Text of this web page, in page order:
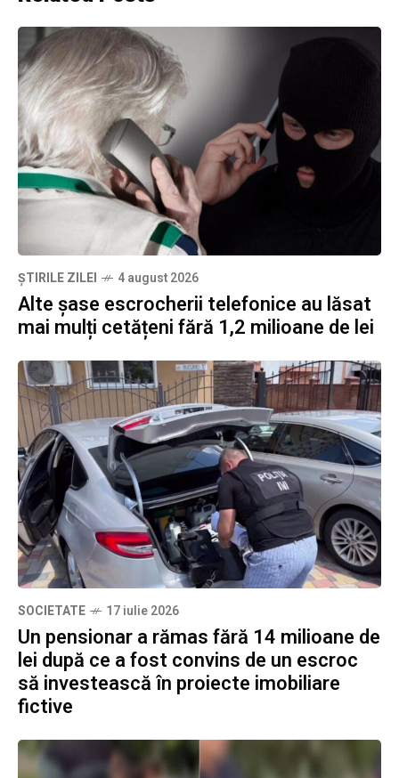
ȘTIRILE ZILEI 4 august 2026
Alte șase escrocherii telefonice au lăsat
mai mulți cetățeni fără 1,2 milioane de lei
SOCIETATE 17 iulie 2026
Un pensionar a rămas fără 14 milioane de
lei după ce a fost convins de un escroc
să investească în proiecte imobiliare
fictive